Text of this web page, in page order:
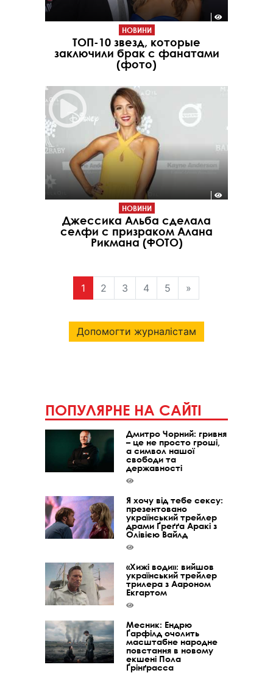
НОВИНИ
ТОП-10 звезд, которые
заключили брак с фанатами
(фото)
НОВИНИ
Джессика Альба сделала
селфи с призраком Алана
Рикмана (ФОТО)
1 2 3 4 5 »
Допомогти журналістам
ПОПУЛЯРНЕ НА САЙТІ
Дмитро Чорний: гривня
– це не просто гроші,
а символ нашої
свободи та
державності
Я хочу від тебе сексу:
презентовано
український трейлер
драми Ґреґґа Аракі з
Олівією Вайлд
«Хижі води»: вийшов
український трейлер
трилера з Аароном
Екгартом
Месник: Ендрю
Ґарфілд очолить
масштабне народне
повстання в новому
екшені Пола
Ґрінґрасса